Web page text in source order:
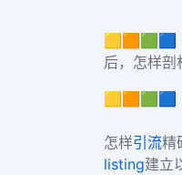
🟨🟧🟩🟦
后，怎样剖
🟨🟧🟩🟦
怎样引流精
listing建立